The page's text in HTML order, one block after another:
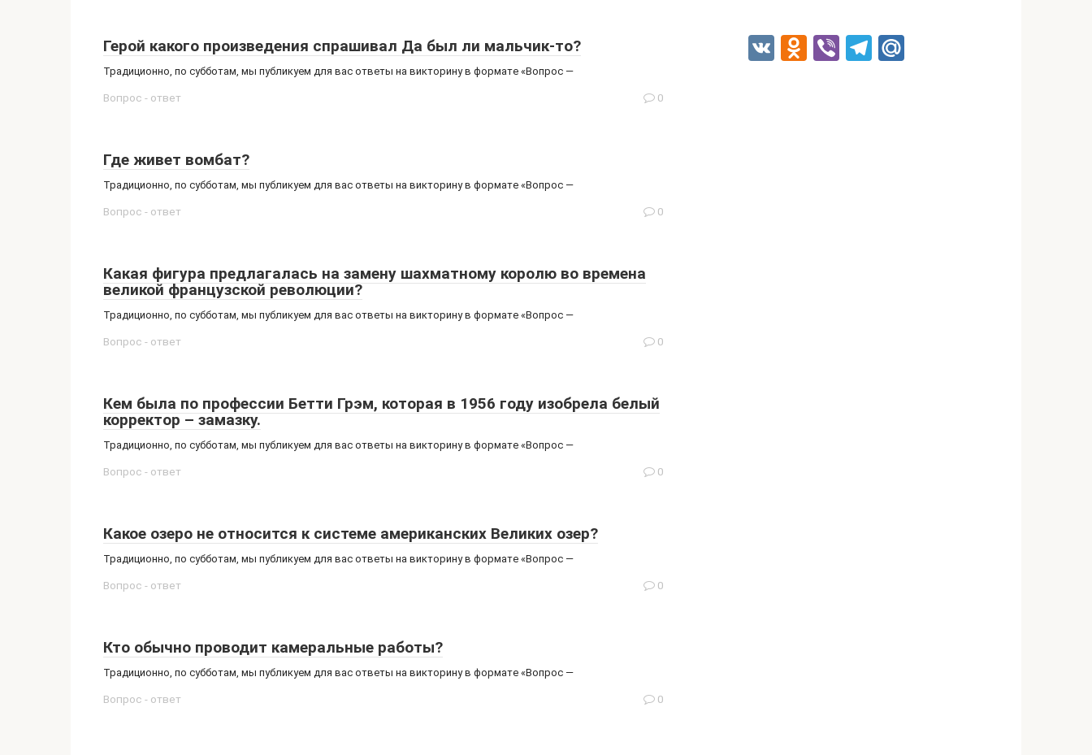
Герой какого произведения спрашивал Да был ли мальчик-то?
Традиционно, по субботам, мы публикуем для вас ответы на викторину в формате «Вопрос —
Вопрос - ответ 0
Где живет вомбат?
Традиционно, по субботам, мы публикуем для вас ответы на викторину в формате «Вопрос —
Вопрос - ответ 0
Какая фигура предлагалась на замену шахматному королю во времена
великой французской революции?
Традиционно, по субботам, мы публикуем для вас ответы на викторину в формате «Вопрос —
Вопрос - ответ 0
Кем была по профессии Бетти Грэм, которая в 1956 году изобрела белый
корректор – замазку.
Традиционно, по субботам, мы публикуем для вас ответы на викторину в формате «Вопрос —
Вопрос - ответ 0
Какое озеро не относится к системе американских Великих озер?
Традиционно, по субботам, мы публикуем для вас ответы на викторину в формате «Вопрос —
Вопрос - ответ 0
Кто обычно проводит камеральные работы?
Традиционно, по субботам, мы публикуем для вас ответы на викторину в формате «Вопрос —
Вопрос - ответ 0
VK Odnoklassniki
ViberTelegram